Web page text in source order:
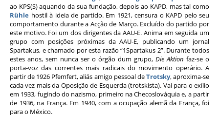
ao KPS(S) aquando da sua fundação, depois ao KAPD, mas tal como
Rühle hostil à ideia de partido. Em 1921, censura o KAPD pelo seu
comportamento durante a Acção de Março. Excluído do partido por
este motivo. Foi um dos dirigentes da AAU-E. Anima em seguida um
grupo com posições próximas da AAU-E, publicando um jornal
Spartakus, e chamado por esta razão “1Spartakus 2”. Durante todos
estes anos, sem nunca ser o órgão dum grupo, Die Aktion faz-se o
porta-voz das correntes mais radicais do movimento operário. A
partir de 1926 Pfemfert, aliás amigo pessoal deTrotsky, aproxima-se
cada vez mais da Oposição de Esquerda (trotskista). Vai para o exílio
em 1933, fugindo do nazismo, primeiro na Checoslováquia e, a partir
de 1936, na França. Em 1940, com a ocupação alemã da França, foi
para o México.